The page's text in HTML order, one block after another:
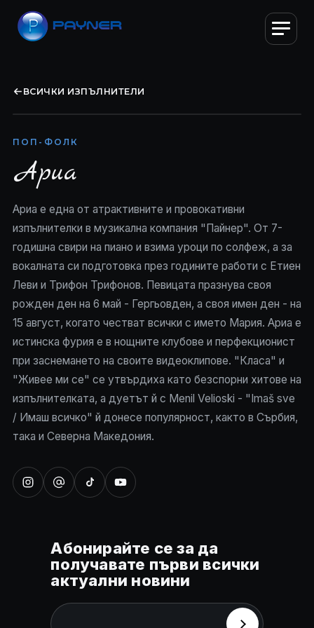
ВСИЧКИ ИЗПЪЛНИТЕЛИ
ПОП-ФОЛК
Ариа
Ариа е една от атрактивните и провокативни
изпълнителки в музикална компания "Пайнер". От 7-
годишна свири на пиано и взима уроци по солфеж, а за
вокалната си подготовка през годините работи с Етиен
Леви и Трифон Трифонов. Певицата празнува своя
рожден ден на 6 май - Гергьовден, а своя имен ден - на
15 август, когато честват всички с името Мария. Ариа е
истинска фурия е в нощните клубове и перфекционист
при заснемането на своите видеоклипове. "Класа" и
"Живее ми се" се утвърдиха като безспорни хитове на
изпълнителката, а дуетът й с Menil Velioski - "Imaš sve
/ Имаш всичко" й донесе популярност, както в Сърбия,
така и Северна Македония.
Абонирайте се за да
получавате първи всички
актуални новини